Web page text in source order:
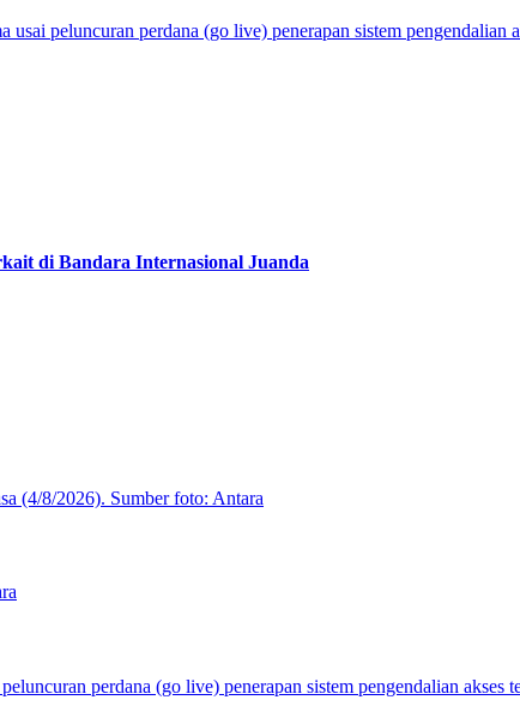
di Bandara Internasional Juanda